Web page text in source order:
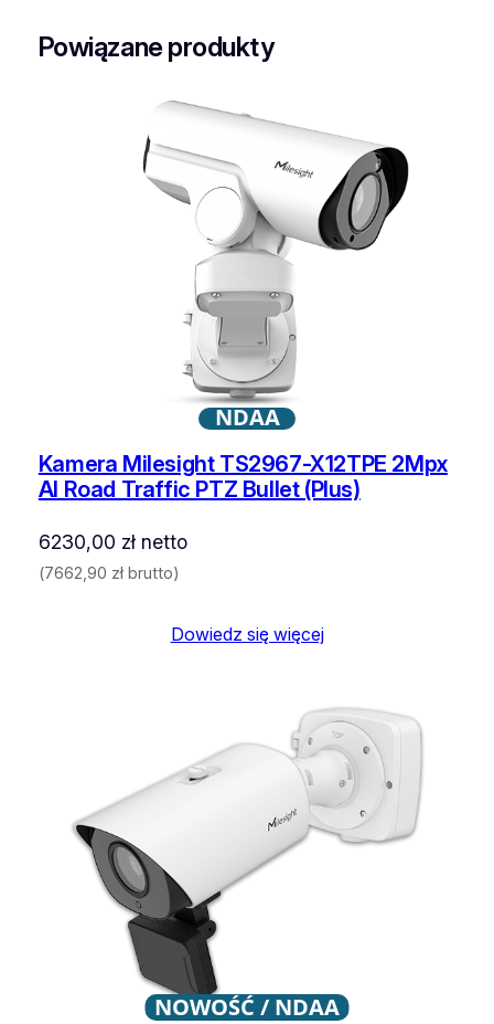
Powiązane produkty
NDAA
Kamera Milesight TS2967-X12TPE 2Mpx
AI Road Traffic PTZ Bullet (Plus)
6230,00 złnetto
(7662,90 złbrutto)
Dowiedz się więcej
NOWOŚĆ / NDAA